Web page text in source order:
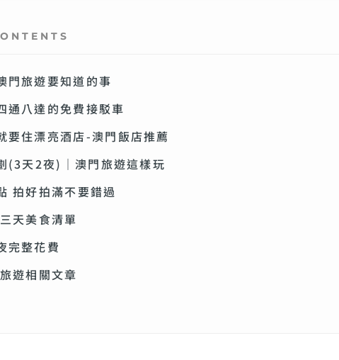
門旅遊要知道的事
通八達的免費接駁車
要住漂亮酒店-澳門飯店推薦
(3天2夜)｜澳門旅遊這樣玩
拍好拍滿不要錯過
天美食清單
完整花費
遊相關文章